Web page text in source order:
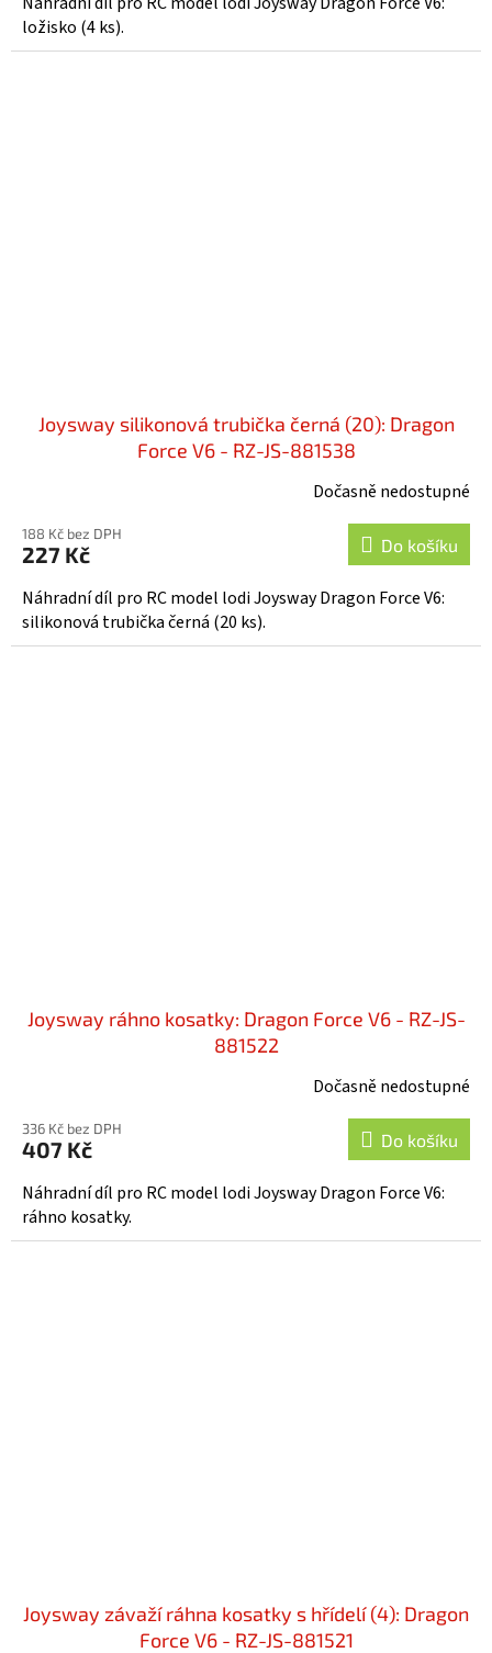
ložisko (4 ks).
Joysway silikonová trubička černá (20): Dragon
Force V6 - RZ-JS-881538
Dočasně nedostupné
188 Kč bez DPH
227 Kč Do košíku
Náhradní díl pro RC model lodi Joysway Dragon Force V6:
silikonová trubička černá (20 ks).
Joysway ráhno kosatky: Dragon Force V6 - RZ-JS-
881522
Dočasně nedostupné
336 Kč bez DPH
407 Kč Do košíku
Náhradní díl pro RC model lodi Joysway Dragon Force V6:
ráhno kosatky.
Joysway závaží ráhna kosatky s hřídelí (4): Dragon
Force V6 - RZ-JS-881521